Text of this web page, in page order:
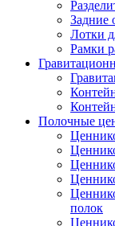
Задние
Лотки
Рамки
Полочные
полок